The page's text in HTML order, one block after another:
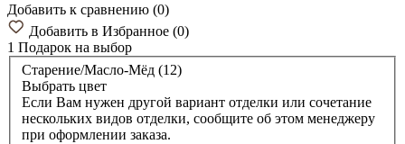
Добавить к сравнению (0)
Добавить в Избранное (0)
1 Подарок на выбор
Старение/Масло-Мёд (12)
Выбрать цвет
Если Вам нужен другой вариант отделки или сочетание
нескольких видов отделки, сообщите об этом менеджеру
при оформлении заказа.